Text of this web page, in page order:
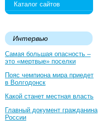
Каталог сайтов
Интервью
Самая большая опасность –
это «мертвые» поселки
Пояс чемпиона мира приедет
в Волгодонск
Какой станет местная власть
Главный документ гражданина
России